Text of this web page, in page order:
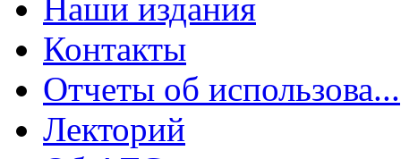
Наши издания
Контакты
Отчеты об использова...
Лекторий